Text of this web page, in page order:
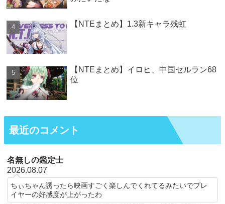
【NTEまとめ】1.3新キャラ残虹
【NTEまとめ】イロヒ、中国セルラン68
位
最近のコメント
名無しの鑑定士
2026.08.07
ちぃちゃん誘ったら映画すごく楽しんでくれてるみたいでプレ
イヤーの好感度が上がったわ